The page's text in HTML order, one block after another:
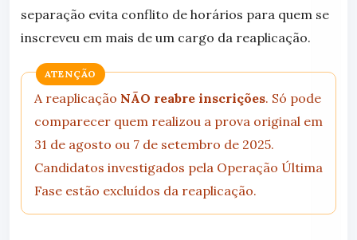
separação evita conflito de horários para quem se
inscreveu em mais de um cargo da reaplicação.
ATENÇÃO
A reaplicação NÃO reabre inscrições. Só pode
comparecer quem realizou a prova original em
31 de agosto ou 7 de setembro de 2025.
Candidatos investigados pela Operação Última
Fase estão excluídos da reaplicação.